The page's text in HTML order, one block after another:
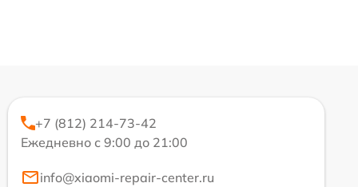
+7 (812) 214-73-42
Ежедневно с 9:00 до 21:00
info@xiaomi-repair-center.ru